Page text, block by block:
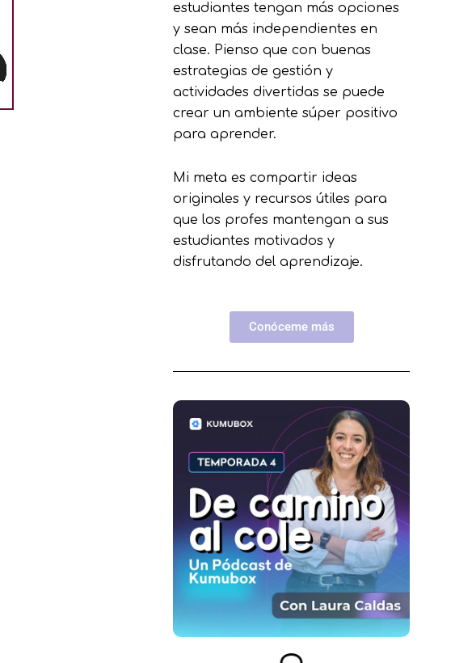
estudiantes tengan más opciones
y sean más independientes en
clase. Pienso que con buenas
estrategias de gestión y
actividades divertidas se puede
crear un ambiente súper positivo
para aprender.
Mi meta es compartir ideas
originales y recursos útiles para
que los profes mantengan a sus
estudiantes motivados y
disfrutando del aprendizaje.
Conóceme más